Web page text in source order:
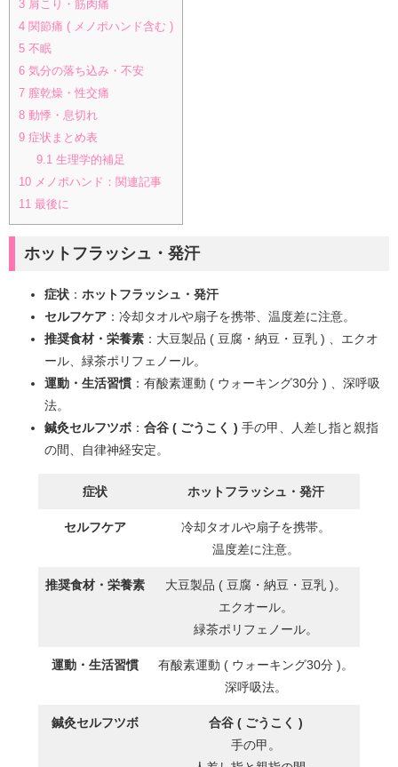
3 肩こり・筋肉痛
4 関節痛 ( メノポハンド含む )
5 不眠
6 気分の落ち込み・不安
7 膣乾燥・性交痛
8 動悸・息切れ
9 症状まとめ表
9.1 生理学的補足
10 メノポハンド：関連記事
11 最後に
ホットフラッシュ・発汗
症状 ： ホットフラッシュ・発汗
セルフケア ：冷却タオルや扇子を携帯、温度差に注意。
推奨食材・栄養素 ：大豆製品 ( 豆腐・納豆・豆乳 ) 、エクオ
ール、緑茶ポリフェノール。
運動・生活習慣 ：有酸素運動 ( ウォーキング30分 ) 、深呼吸
法。
鍼灸セルフツボ ： 合谷 ( ごうこく ) 手の甲、人差し指と親指
の間、自律神経安定。
症状 ホットフラッシュ・発汗
セルフケア
冷却タオルや扇子を携帯。
温度差に注意。
推奨食材・栄養素
大豆製品 ( 豆腐・納豆・豆乳 )。
エクオール。
緑茶ポリフェノール。
運動・生活習慣
有酸素運動 ( ウォーキング30分 )。
深呼吸法。
鍼灸セルフツボ
合谷 ( ごうこく )
手の甲。